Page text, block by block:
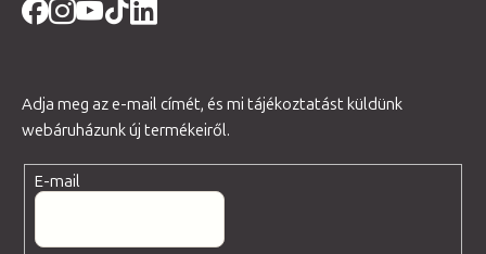
Adja meg az e-mail címét, és mi tájékoztatást küldünk
webáruházunk új termékeiről.
E-mail